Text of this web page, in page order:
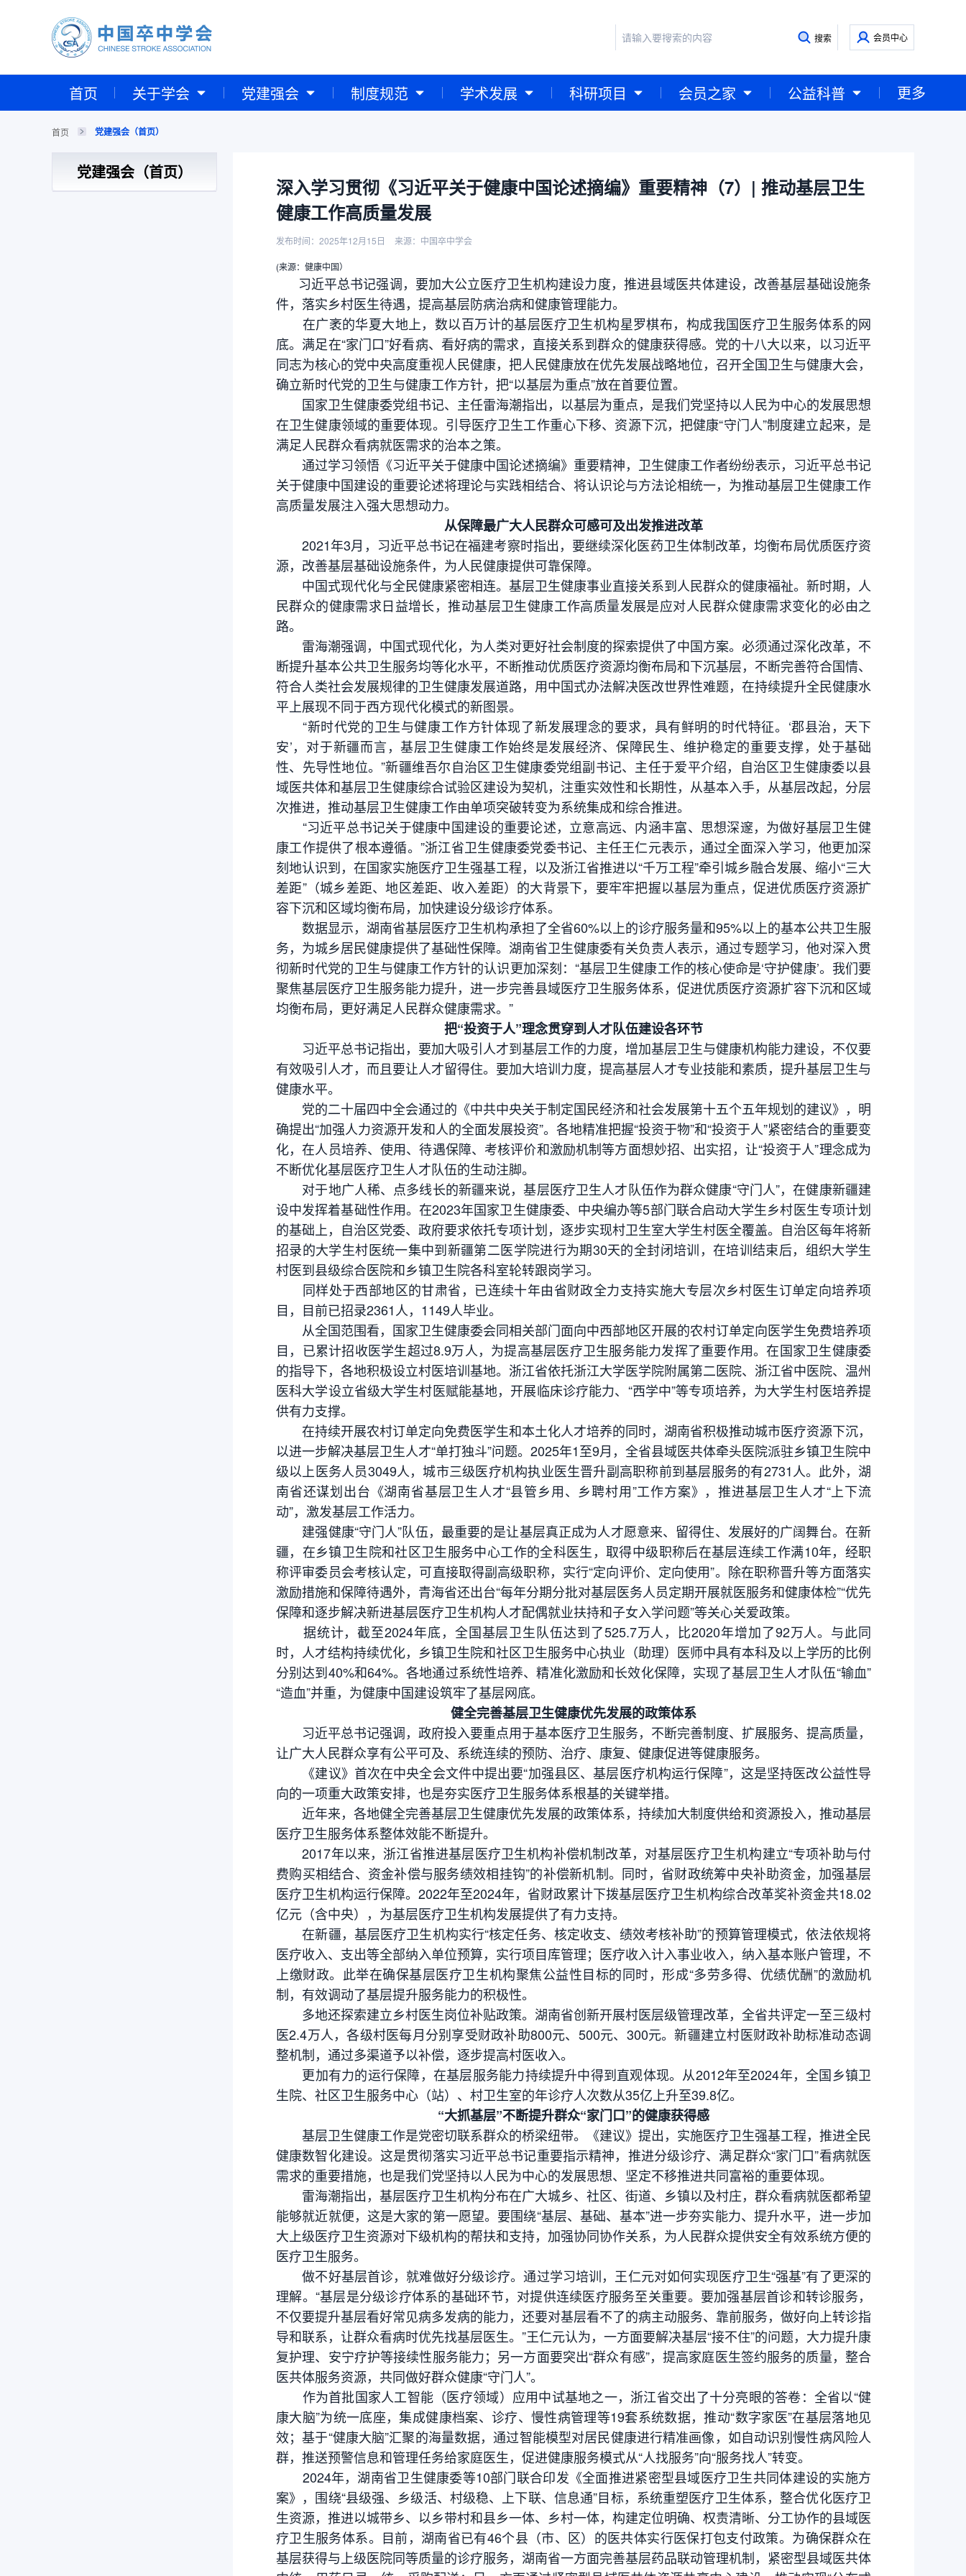
搜索 会员中心
首页 关于学会 党建强会 制度规范 学术发展 科研项目 会员之家 公益科普 更多
首页 党建强会（首页）
党建强会（首页）
深入学习贯彻《习近平关于健康中国论述摘编》重要精神（7）| 推动基层卫生
健康工作高质量发展
发布时间：2025年12月15日 来源：中国卒中学会
(来源：健康中国）
习近平总书记强调，要加大公立医疗卫生机构建设力度，推进县域医共体建设，改善基层基础设施条
件，落实乡村医生待遇，提高基层防病治病和健康管理能力。
在广袤的华夏大地上，数以百万计的基层医疗卫生机构星罗棋布，构成我国医疗卫生服务体系的网
底。满足在“家门口”好看病、看好病的需求，直接关系到群众的健康获得感。党的十八大以来，以习近平
同志为核心的党中央高度重视人民健康，把人民健康放在优先发展战略地位，召开全国卫生与健康大会，
确立新时代党的卫生与健康工作方针，把“以基层为重点”放在首要位置。
国家卫生健康委党组书记、主任雷海潮指出，以基层为重点，是我们党坚持以人民为中心的发展思想
在卫生健康领域的重要体现。引导医疗卫生工作重心下移、资源下沉，把健康“守门人”制度建立起来，是
满足人民群众看病就医需求的治本之策。
通过学习领悟《习近平关于健康中国论述摘编》重要精神，卫生健康工作者纷纷表示，习近平总书记
关于健康中国建设的重要论述将理论与实践相结合、将认识论与方法论相统一，为推动基层卫生健康工作
高质量发展注入强大思想动力。
从保障最广大人民群众可感可及出发推进改革
2021年3月，习近平总书记在福建考察时指出，要继续深化医药卫生体制改革，均衡布局优质医疗资
源，改善基层基础设施条件，为人民健康提供可靠保障。
中国式现代化与全民健康紧密相连。基层卫生健康事业直接关系到人民群众的健康福祉。新时期，人
民群众的健康需求日益增长，推动基层卫生健康工作高质量发展是应对人民群众健康需求变化的必由之
路。
雷海潮强调，中国式现代化，为人类对更好社会制度的探索提供了中国方案。必须通过深化改革，不
断提升基本公共卫生服务均等化水平，不断推动优质医疗资源均衡布局和下沉基层，不断完善符合国情、
符合人类社会发展规律的卫生健康发展道路，用中国式办法解决医改世界性难题，在持续提升全民健康水
平上展现不同于西方现代化模式的新图景。
“新时代党的卫生与健康工作方针体现了新发展理念的要求，具有鲜明的时代特征。‘郡县治，天下
安’，对于新疆而言，基层卫生健康工作始终是发展经济、保障民生、维护稳定的重要支撑，处于基础
性、先导性地位。”新疆维吾尔自治区卫生健康委党组副书记、主任于爱平介绍，自治区卫生健康委以县
域医共体和基层卫生健康综合试验区建设为契机，注重实效性和长期性，从基本入手，从基层改起，分层
次推进，推动基层卫生健康工作由单项突破转变为系统集成和综合推进。
“习近平总书记关于健康中国建设的重要论述，立意高远、内涵丰富、思想深邃，为做好基层卫生健
康工作提供了根本遵循。”浙江省卫生健康委党委书记、主任王仁元表示，通过全面深入学习，他更加深
刻地认识到，在国家实施医疗卫生强基工程，以及浙江省推进以“千万工程”牵引城乡融合发展、缩小“三大
差距”（城乡差距、地区差距、收入差距）的大背景下，要牢牢把握以基层为重点，促进优质医疗资源扩
容下沉和区域均衡布局，加快建设分级诊疗体系。
数据显示，湖南省基层医疗卫生机构承担了全省60%以上的诊疗服务量和95%以上的基本公共卫生服
务，为城乡居民健康提供了基础性保障。湖南省卫生健康委有关负责人表示，通过专题学习，他对深入贯
彻新时代党的卫生与健康工作方针的认识更加深刻：“基层卫生健康工作的核心使命是‘守护健康’。我们要
聚焦基层医疗卫生服务能力提升，进一步完善县域医疗卫生服务体系，促进优质医疗资源扩容下沉和区域
均衡布局，更好满足人民群众健康需求。”
把“投资于人”理念贯穿到人才队伍建设各环节
习近平总书记指出，要加大吸引人才到基层工作的力度，增加基层卫生与健康机构能力建设，不仅要
有效吸引人才，而且要让人才留得住。要加大培训力度，提高基层人才专业技能和素质，提升基层卫生与
健康水平。
党的二十届四中全会通过的《中共中央关于制定国民经济和社会发展第十五个五年规划的建议》，明
确提出“加强人力资源开发和人的全面发展投资”。各地精准把握“投资于物”和“投资于人”紧密结合的重要变
化，在人员培养、使用、待遇保障、考核评价和激励机制等方面想妙招、出实招，让“投资于人”理念成为
不断优化基层医疗卫生人才队伍的生动注脚。
对于地广人稀、点多线长的新疆来说，基层医疗卫生人才队伍作为群众健康“守门人”，在健康新疆建
设中发挥着基础性作用。在2023年国家卫生健康委、中央编办等5部门联合启动大学生乡村医生专项计划
的基础上，自治区党委、政府要求依托专项计划，逐步实现村卫生室大学生村医全覆盖。自治区每年将新
招录的大学生村医统一集中到新疆第二医学院进行为期30天的全封闭培训，在培训结束后，组织大学生
村医到县级综合医院和乡镇卫生院各科室轮转跟岗学习。
同样处于西部地区的甘肃省，已连续十年由省财政全力支持实施大专层次乡村医生订单定向培养项
目，目前已招录2361人，1149人毕业。
从全国范围看，国家卫生健康委会同相关部门面向中西部地区开展的农村订单定向医学生免费培养项
目，已累计招收医学生超过8.9万人，为提高基层医疗卫生服务能力发挥了重要作用。在国家卫生健康委
的指导下，各地积极设立村医培训基地。浙江省依托浙江大学医学院附属第二医院、浙江省中医院、温州
医科大学设立省级大学生村医赋能基地，开展临床诊疗能力、“西学中”等专项培养，为大学生村医培养提
供有力支撑。
在持续开展农村订单定向免费医学生和本土化人才培养的同时，湖南省积极推动城市医疗资源下沉，
以进一步解决基层卫生人才“单打独斗”问题。2025年1至9月，全省县域医共体牵头医院派驻乡镇卫生院中
级以上医务人员3049人，城市三级医疗机构执业医生晋升副高职称前到基层服务的有2731人。此外，湖
南省还谋划出台《湖南省基层卫生人才“县管乡用、乡聘村用”工作方案》，推进基层卫生人才“上下流
动”，激发基层工作活力。
建强健康“守门人”队伍，最重要的是让基层真正成为人才愿意来、留得住、发展好的广阔舞台。在新
疆，在乡镇卫生院和社区卫生服务中心工作的全科医生，取得中级职称后在基层连续工作满10年，经职
称评审委员会考核认定，可直接取得副高级职称，实行“定向评价、定向使用”。除在职称晋升等方面落实
激励措施和保障待遇外，青海省还出台“每年分期分批对基层医务人员定期开展就医服务和健康体检”“优先
保障和逐步解决新进基层医疗卫生机构人才配偶就业扶持和子女入学问题”等关心关爱政策。
据统计，截至2024年底，全国基层卫生队伍达到了525.7万人，比2020年增加了92万人。与此同
时，人才结构持续优化，乡镇卫生院和社区卫生服务中心执业（助理）医师中具有本科及以上学历的比例
分别达到40%和64%。各地通过系统性培养、精准化激励和长效化保障，实现了基层卫生人才队伍“输血”
“造血”并重，为健康中国建设筑牢了基层网底。
健全完善基层卫生健康优先发展的政策体系
习近平总书记强调，政府投入要重点用于基本医疗卫生服务，不断完善制度、扩展服务、提高质量，
让广大人民群众享有公平可及、系统连续的预防、治疗、康复、健康促进等健康服务。
《建议》首次在中央全会文件中提出要“加强县区、基层医疗机构运行保障”，这是坚持医改公益性导
向的一项重大政策安排，也是夯实医疗卫生服务体系根基的关键举措。
近年来，各地健全完善基层卫生健康优先发展的政策体系，持续加大制度供给和资源投入，推动基层
医疗卫生服务体系整体效能不断提升。
2017年以来，浙江省推进基层医疗卫生机构补偿机制改革，对基层医疗卫生机构建立“专项补助与付
费购买相结合、资金补偿与服务绩效相挂钩”的补偿新机制。同时，省财政统筹中央补助资金，加强基层
医疗卫生机构运行保障。2022年至2024年，省财政累计下拨基层医疗卫生机构综合改革奖补资金共18.02
亿元（含中央），为基层医疗卫生机构发展提供了有力支持。
在新疆，基层医疗卫生机构实行“核定任务、核定收支、绩效考核补助”的预算管理模式，依法依规将
医疗收入、支出等全部纳入单位预算，实行项目库管理；医疗收入计入事业收入，纳入基本账户管理，不
上缴财政。此举在确保基层医疗卫生机构聚焦公益性目标的同时，形成“多劳多得、优绩优酬”的激励机
制，有效调动了基层提升服务能力的积极性。
多地还探索建立乡村医生岗位补贴政策。湖南省创新开展村医层级管理改革，全省共评定一至三级村
医2.4万人，各级村医每月分别享受财政补助800元、500元、300元。新疆建立村医财政补助标准动态调
整机制，通过多渠道予以补偿，逐步提高村医收入。
更加有力的运行保障，在基层服务能力持续提升中得到直观体现。从2012年至2024年，全国乡镇卫
生院、社区卫生服务中心（站）、村卫生室的年诊疗人次数从35亿上升至39.8亿。
“大抓基层”不断提升群众“家门口”的健康获得感
基层卫生健康工作是党密切联系群众的桥梁纽带。《建议》提出，实施医疗卫生强基工程，推进全民
健康数智化建设。这是贯彻落实习近平总书记重要指示精神，推进分级诊疗、满足群众“家门口”看病就医
需求的重要措施，也是我们党坚持以人民为中心的发展思想、坚定不移推进共同富裕的重要体现。
雷海潮指出，基层医疗卫生机构分布在广大城乡、社区、街道、乡镇以及村庄，群众看病就医都希望
能够就近就便，这是大家的第一愿望。要围绕“基层、基础、基本”进一步夯实能力、提升水平，进一步加
大上级医疗卫生资源对下级机构的帮扶和支持，加强协同协作关系，为人民群众提供安全有效系统方便的
医疗卫生服务。
做不好基层首诊，就难做好分级诊疗。通过学习培训，王仁元对如何实现医疗卫生“强基”有了更深的
理解。“基层是分级诊疗体系的基础环节，对提供连续医疗服务至关重要。要加强基层首诊和转诊服务，
不仅要提升基层看好常见病多发病的能力，还要对基层看不了的病主动服务、靠前服务，做好向上转诊指
导和联系，让群众看病时优先找基层医生。”王仁元认为，一方面要解决基层“接不住”的问题，大力提升康
复护理、安宁疗护等接续性服务能力；另一方面要突出“群众有感”，提高家庭医生签约服务的质量，整合
医共体服务资源，共同做好群众健康“守门人”。
作为首批国家人工智能（医疗领域）应用中试基地之一，浙江省交出了十分亮眼的答卷：全省以“健
康大脑”为统一底座，集成健康档案、诊疗、慢性病管理等19套系统数据，推动“数字家医”在基层落地见
效；基于“健康大脑”汇聚的海量数据，通过智能模型对居民健康进行精准画像，如自动识别慢性病风险人
群，推送预警信息和管理任务给家庭医生，促进健康服务模式从“人找服务”向“服务找人”转变。
2024年，湖南省卫生健康委等10部门联合印发《全面推进紧密型县域医疗卫生共同体建设的实施方
案》，围绕“县级强、乡级活、村级稳、上下联、信息通”目标，系统重塑医疗卫生体系，整合优化医疗卫
生资源，推进以城带乡、以乡带村和县乡一体、乡村一体，构建定位明确、权责清晰、分工协作的县域医
疗卫生服务体系。目前，湖南省已有46个县（市、区）的医共体实行医保打包支付政策。为确保群众在
基层获得与上级医院同等质量的诊疗服务，湖南省一方面完善基层药品联动管理机制，紧密型县域医共体